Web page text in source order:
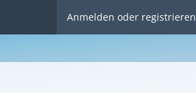
Anmelden oder registrieren